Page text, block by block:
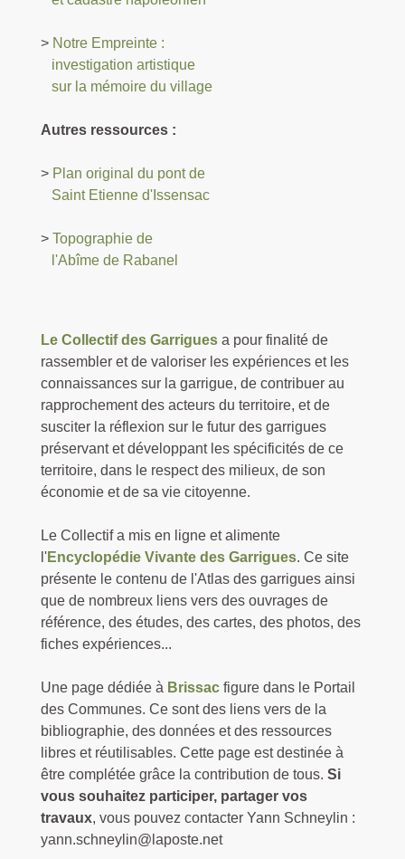
> Notre Empreinte :
investigation artistique
sur la mémoire du village
Autres ressources :
> Plan original du pont de
Saint Etienne d'Issensac
> Topographie de
l'Abîme de Rabanel
Le Collectif des Garrigues a pour finalité de
rassembler et de valoriser les expériences et les
connaissances sur la garrigue, de contribuer au
rapprochement des acteurs du territoire, et de
susciter la réflexion sur le futur des garrigues
préservant et développant les spécificités de ce
territoire, dans le respect des milieux, de son
économie et de sa vie citoyenne.
Le Collectif a mis en ligne et alimente
l'Encyclopédie Vivante des Garrigues. Ce site
présente le contenu de l'Atlas des garrigues ainsi
que de nombreux liens vers des ouvrages de
référence, des études, des cartes, des photos, des
fiches expériences...
Une page dédiée à Brissac figure dans le Portail
des Communes. Ce sont des liens vers de la
bibliographie, des données et des ressources
libres et réutilisables. Cette page est destinée à
être complétée grâce la contribution de tous. Si
vous souhaitez participer, partager vos
travaux, vous pouvez contacter Yann Schneylin :
yann.schneylin@laposte.net